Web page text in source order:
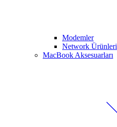
Modemler
Network Ürünleri
MacBook Aksesuarları